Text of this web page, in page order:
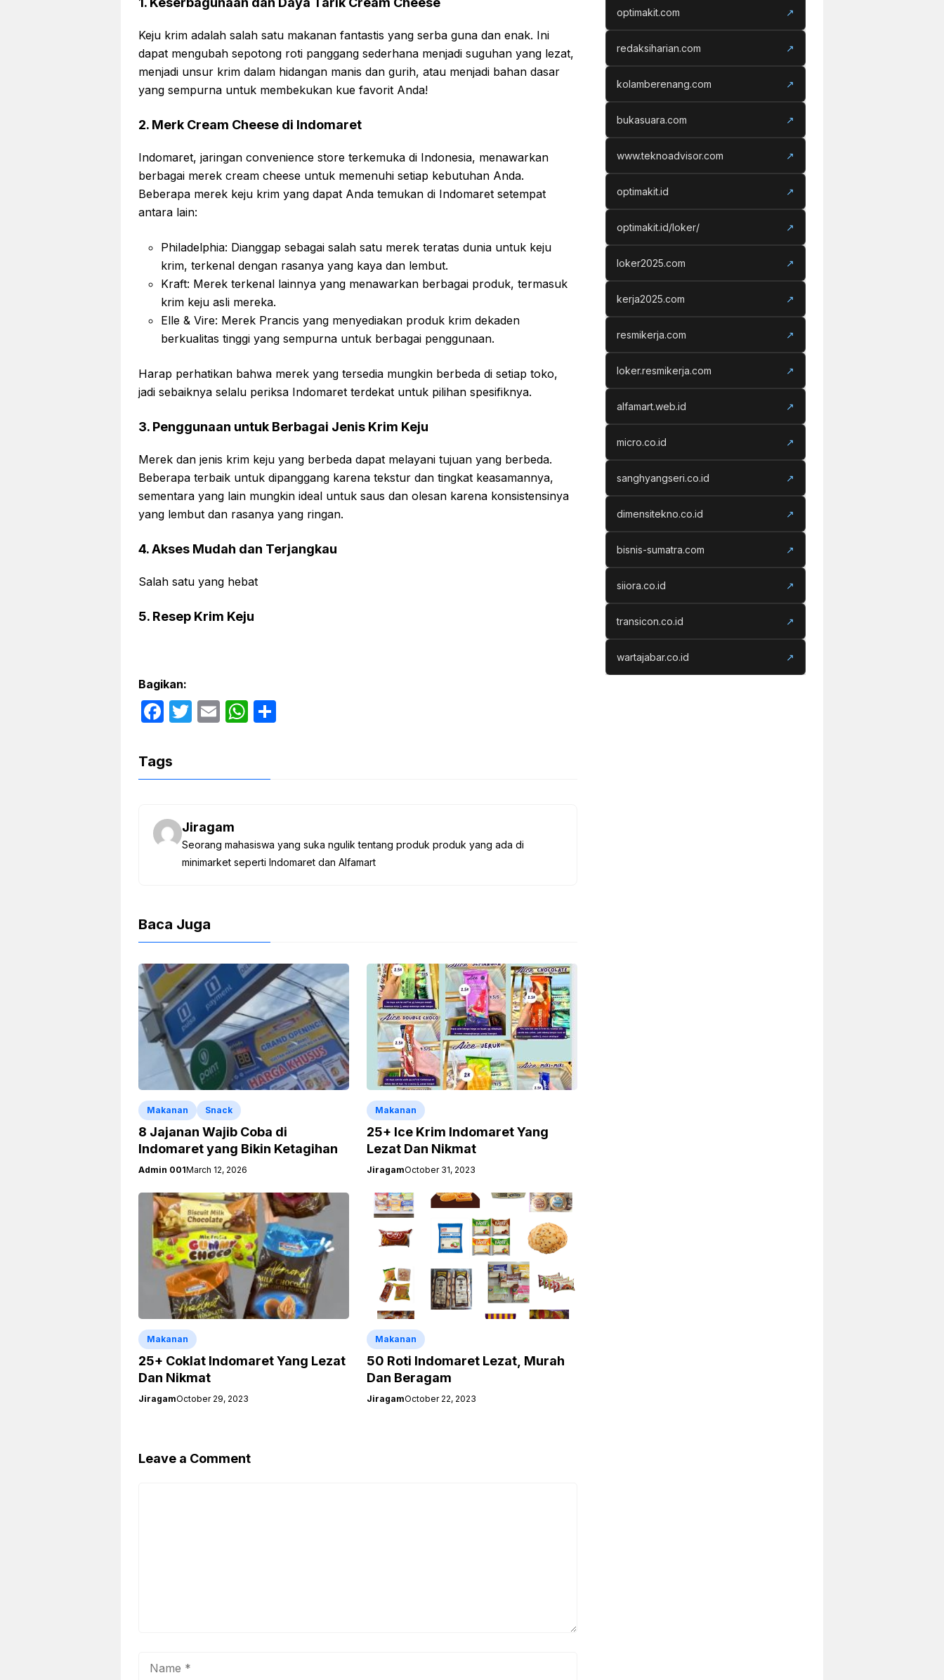
Keju krim adalah salah satu makanan fantastis yang serba guna dan enak. Ini
dapat mengubah sepotong roti panggang sederhana menjadi suguhan yang lezat,
menjadi unsur krim dalam hidangan manis dan gurih, atau menjadi bahan dasar
yang sempurna untuk membekukan kue favorit Anda!
2. Merk Cream Cheese di Indomaret
Indomaret, jaringan convenience store terkemuka di Indonesia, menawarkan
berbagai merek cream cheese untuk memenuhi setiap kebutuhan Anda.
Beberapa merek keju krim yang dapat Anda temukan di Indomaret setempat
antara lain:
Philadelphia: Dianggap sebagai salah satu merek teratas dunia untuk keju
krim, terkenal dengan rasanya yang kaya dan lembut.
Kraft: Merek terkenal lainnya yang menawarkan berbagai produk, termasuk
krim keju asli mereka.
Elle & Vire: Merek Prancis yang menyediakan produk krim dekaden
berkualitas tinggi yang sempurna untuk berbagai penggunaan.
Harap perhatikan bahwa merek yang tersedia mungkin berbeda di setiap toko,
jadi sebaiknya selalu periksa Indomaret terdekat untuk pilihan spesifiknya.
3. Penggunaan untuk Berbagai Jenis Krim Keju
Merek dan jenis krim keju yang berbeda dapat melayani tujuan yang berbeda.
Beberapa terbaik untuk dipanggang karena tekstur dan tingkat keasamannya,
sementara yang lain mungkin ideal untuk saus dan olesan karena konsistensinya
yang lembut dan rasanya yang ringan.
4. Akses Mudah dan Terjangkau
Salah satu yang hebat
5. Resep Krim Keju
Bagikan:
F
c
e
o
o
T
er
E
W
s
p
Tags
Jiragam
Seorang mahasiswa yang suka ngulik tentang produk produk yang ada di
minimarket seperti Indomaret dan Alfamart
Baca Juga
Makanan Snack
8 Jajanan Wajib Coba di
Indomaret yang Bikin Ketagihan
Admin 001March 12, 2026
Makanan
25+ Ice Krim Indomaret Yang
Lezat Dan Nikmat
JiragamOctober 31, 2023
Makanan
25+ Coklat Indomaret Yang Lezat
Dan Nikmat
JiragamOctober 29, 2023
Makanan
50 Roti Indomaret Lezat, Murah
Dan Beragam
JiragamOctober 22, 2023
Leave a Comment
optimakit.com ↗
redaksiharian.com ↗
kolamberenang.com ↗
bukasuara.com ↗
www.teknoadvisor.com ↗
optimakit.id ↗
optimakit.id/loker/ ↗
loker2025.com ↗
kerja2025.com ↗
resmikerja.com ↗
loker.resmikerja.com ↗
alfamart.web.id ↗
micro.co.id ↗
sanghyangseri.co.id ↗
dimensitekno.co.id ↗
bisnis-sumatra.com ↗
siiora.co.id ↗
transicon.co.id ↗
wartajabar.co.id ↗